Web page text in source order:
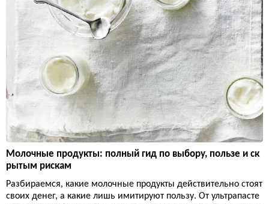
Молочные продукты: полный гид по выбору, пользе и ск
рытым рискам
Разбираемся, какие молочные продукты действительно стоят
своих денег, а какие лишь имитируют пользу. От ультрапасте